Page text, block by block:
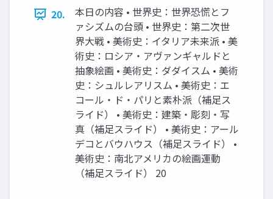
20.
本日の内容 • 世界史：世界恐慌とフ
ァシズムの台頭 • 世界史：第二次世
界大戦 • 美術史：イタリア未来派 • 美
術史：ロシア・アヴァンギャルドと
抽象絵画 • 美術史：ダダイスム • 美術
史：シュルレアリスム • 美術史：エ
コール・ド・パリと素朴派（補足ス
ライド） • 美術史：建築・彫刻・写
真（補足スライド） • 美術史：アール
デコとバウハウス（補足スライド） •
美術史：南北アメリカの絵画運動
（補足スライド） 20